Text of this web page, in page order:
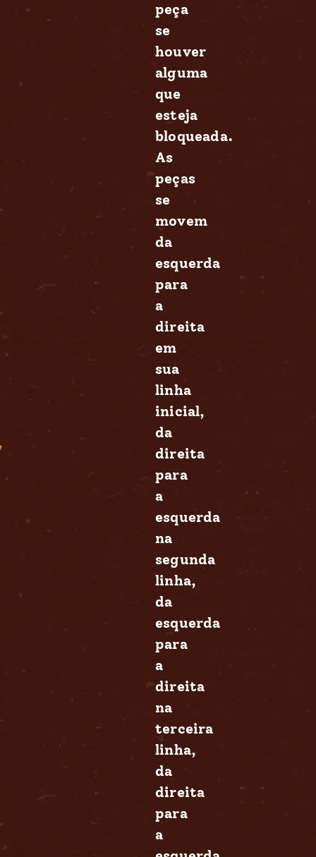
peça
se
houver
alguma
que
esteja
bloqueada.
As
peças
se
movem
da
esquerda
para
a
direita
em
sua
linha
inicial,
da
direita
para
a
esquerda
na
segunda
linha,
da
esquerda
para
a
direita
na
terceira
linha,
da
direita
para
a